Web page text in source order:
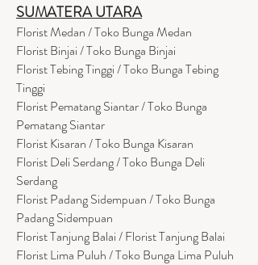
SUMATERA UTARA
Florist Medan / Toko Bunga Medan
Florist Binjai / Toko Bunga Binjai
Florist Tebing Tinggi / Toko Bunga Tebing
Tinggi
Florist Pematang Siantar / Toko Bunga
Pematang Siantar
Florist Kisaran / Toko Bunga Kisaran
Florist Deli Serdang / Toko Bunga Deli
Serdang
Florist Padang Sidempuan / Toko Bunga
Padang Sidempuan
Florist Tanjung Balai / Florist Tanjung Balai
Florist Lima Puluh / Toko Bunga Lima Puluh